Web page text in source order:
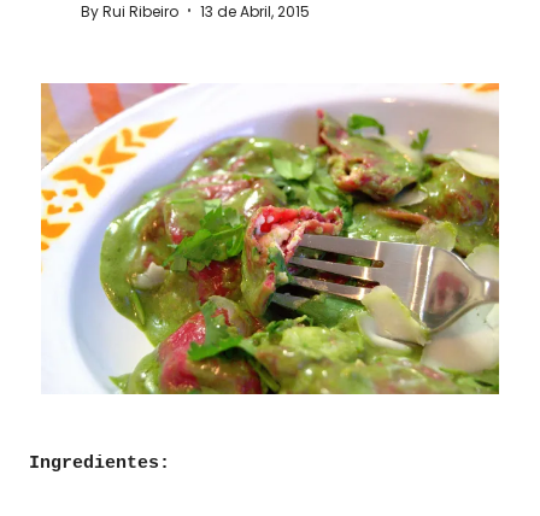
ByRui Ribeiro 13 de Abril, 2015
Ingredientes: